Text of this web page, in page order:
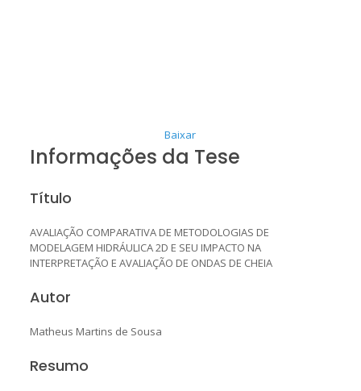
Baixar
Informações da Tese
Título
AVALIAÇÃO COMPARATIVA DE METODOLOGIAS DE
MODELAGEM HIDRÁULICA 2D E SEU IMPACTO NA
INTERPRETAÇÃO E AVALIAÇÃO DE ONDAS DE CHEIA
Autor
Matheus Martins de Sousa
Resumo